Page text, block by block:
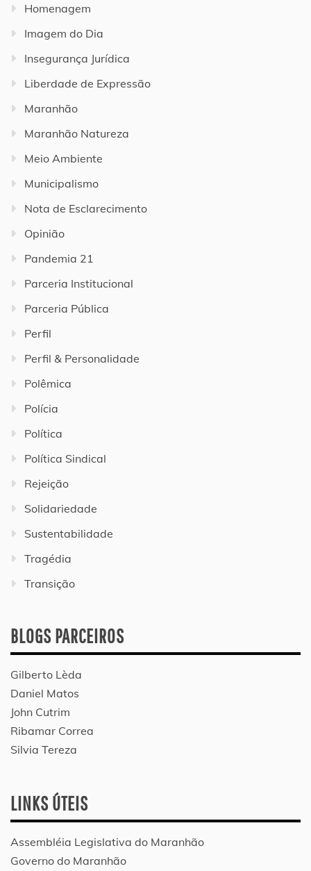
Homenagem
Imagem do Dia
Insegurança Jurídica
Liberdade de Expressão
Maranhão
Maranhão Natureza
Meio Ambiente
Municipalismo
Nota de Esclarecimento
Opinião
Pandemia 21
Parceria Institucional
Parceria Pública
Perfil
Perfil & Personalidade
Polêmica
Polícia
Política
Política Sindical
Rejeição
Solidariedade
Sustentabilidade
Tragédia
Transição
BLOGS PARCEIROS
Gilberto Lèda
Daniel Matos
John Cutrim
Ribamar Correa
Silvia Tereza
LINKS ÚTEIS
Assembléia Legislativa do Maranhão
Governo do Maranhão